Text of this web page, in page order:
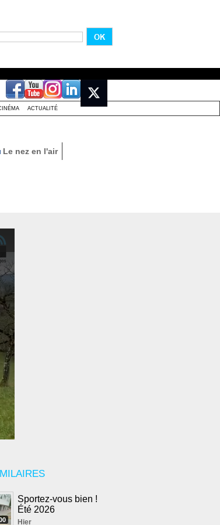
ACTUALITÉ
Le nez en l'air
Sportez-vous bien !
Été 2026
Hier